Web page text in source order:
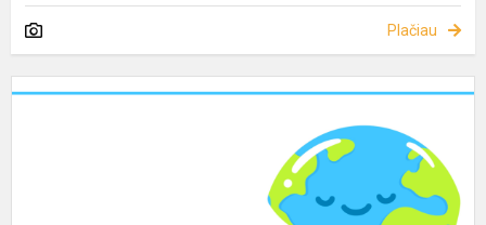
Plačiau